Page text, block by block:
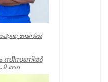
ബേസില്‍
സീസണില്‍
ബ്ലൂ